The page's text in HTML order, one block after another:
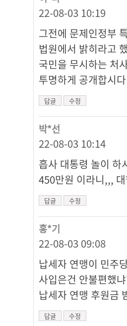
22-08-03 10:19
그전에 문제인정부
법원에서 밝히라고
국민을 무시하는 처
투명하게 공개합시다
답글 수정
박*선
22-08-03 10:14
흡사 대통령 놀이 하
450만원 이라니,,,
답글 수정
홍*기
22-08-03 09:08
납세자 연맹이 민주
사입은건 안불편했
납세자 연맹 후원금
답글 수정